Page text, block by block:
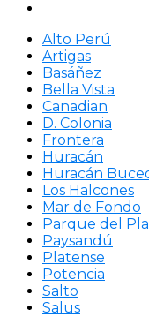
Alto Perú
Artigas
Basáñez
Bella Vista
Canadian
D. Colonia
Frontera
Huracán
Huracán
Los Halcones
Mar de Fondo
Parque del
Paysandú
Platense
Potencia
Salto
Salus